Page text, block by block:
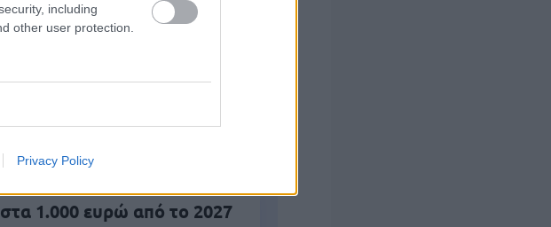
including
other user protection.
Privacy Policy
στο υπουργείο
- Πού θα κάνετε
1.000 ευρώ από το 2027